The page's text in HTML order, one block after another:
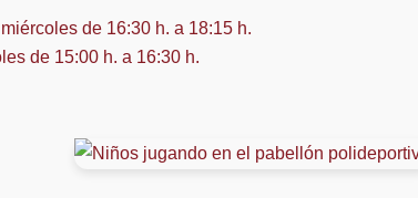
de 16:30 h. a 18:15 h.
de 15:00 h. a 16:30 h.